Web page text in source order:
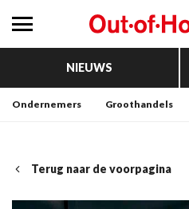
NIEUWS
Ondernemers Groothandels
Terug naar de voorpagina